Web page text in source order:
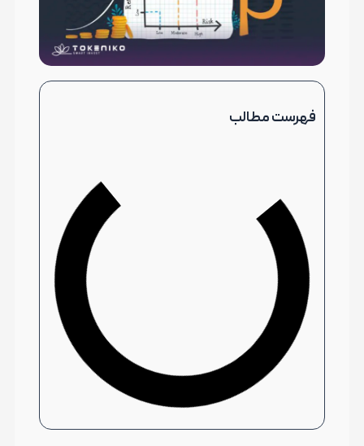
فهرست مطالب